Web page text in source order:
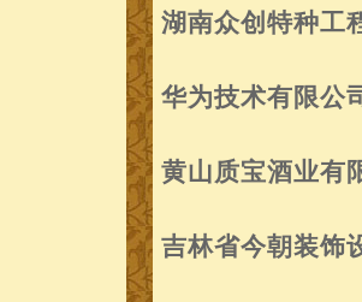
湖南众创特种工
华为技术有限公
黄山质宝酒业有
吉林省今朝装饰